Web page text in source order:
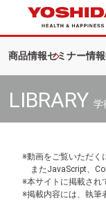
商品情報セミナー情報
LIBRARY 学
※動画をご覧いただく
またJavaScript、
※本サイトに掲載され
※掲載内容には、執筆